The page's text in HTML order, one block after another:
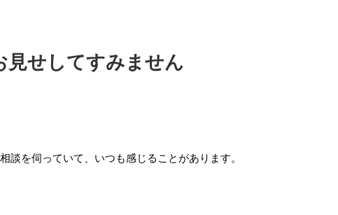
見せしてすみません
談を伺っていて、いつも感じることがあります。